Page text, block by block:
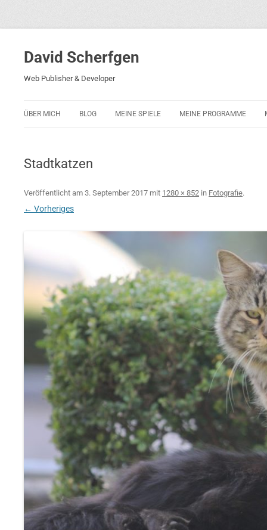
David Scherfgen
Web Publisher & Developer
ÜBER MICH BLOG MEINE SPIELE
ROLLMORAD — GUHASE 2010
MEINE PROGRAMME
Stadtkatzen
Veröffentlicht am 3. September 2017 mit 1280 × 852 in Fotografie.
← Vorheriges